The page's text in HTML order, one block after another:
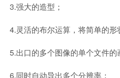
3.强大的造型；
4.灵活的布尔运算，将简单的形
5.出口的多个图像的单个文件的
6.同时自动导出多个分辨率；